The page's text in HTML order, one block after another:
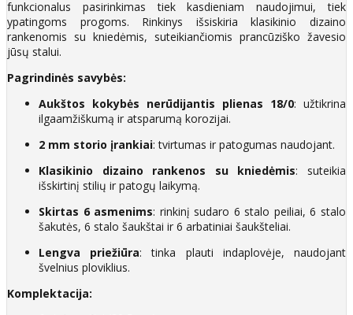
funkcionalus pasirinkimas tiek kasdieniam naudojimui, tiek
ypatingoms progoms. Rinkinys išsiskiria klasikinio dizaino
rankenomis su kniedėmis, suteikiančiomis prancūziško žavesio
jūsų stalui.
Pagrindinės savybės:
Aukštos kokybės nerūdijantis plienas 18/0: užtikrina
ilgaamžiškumą ir atsparumą korozijai.
2 mm storio įrankiai: tvirtumas ir patogumas naudojant.
Klasikinio dizaino rankenos su kniedėmis: suteikia
išskirtinį stilių ir patogų laikymą.
Skirtas 6 asmenims: rinkinį sudaro 6 stalo peiliai, 6 stalo
šakutės, 6 stalo šaukštai ir 6 arbatiniai šaukšteliai.
Lengva priežiūra: tinka plauti indaplovėje, naudojant
švelnius ploviklius.
Komplektacija: